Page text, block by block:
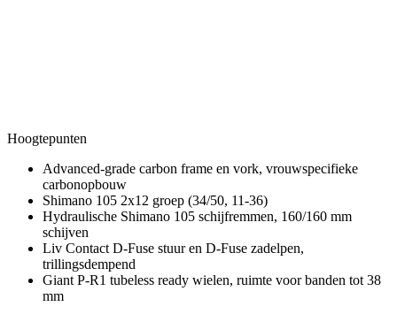
Hoogtepunten
Advanced-grade carbon frame en vork, vrouwspecifieke
carbonopbouw
Shimano 105 2x12 groep (34/50, 11-36)
Hydraulische Shimano 105 schijfremmen, 160/160 mm
schijven
Liv Contact D-Fuse stuur en D-Fuse zadelpen,
trillingsdempend
Giant P-R1 tubeless ready wielen, ruimte voor banden tot 38
mm